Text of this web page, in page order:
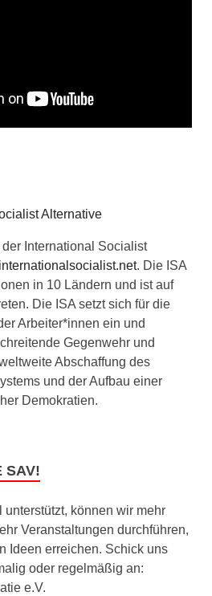
International Socialist
. Die ISA
in 10 Ländern und ist auf
Die ISA setzt sich für die
Arbeiter*innen ein und
Gegenwehr und
Abschaffung des
und der Aufbau einer
Demokratien.
SAV!
können wir mehr
Veranstaltungen durchführen,
Ideen erreichen. Schick uns
oder regelmäßig an:
e.V.